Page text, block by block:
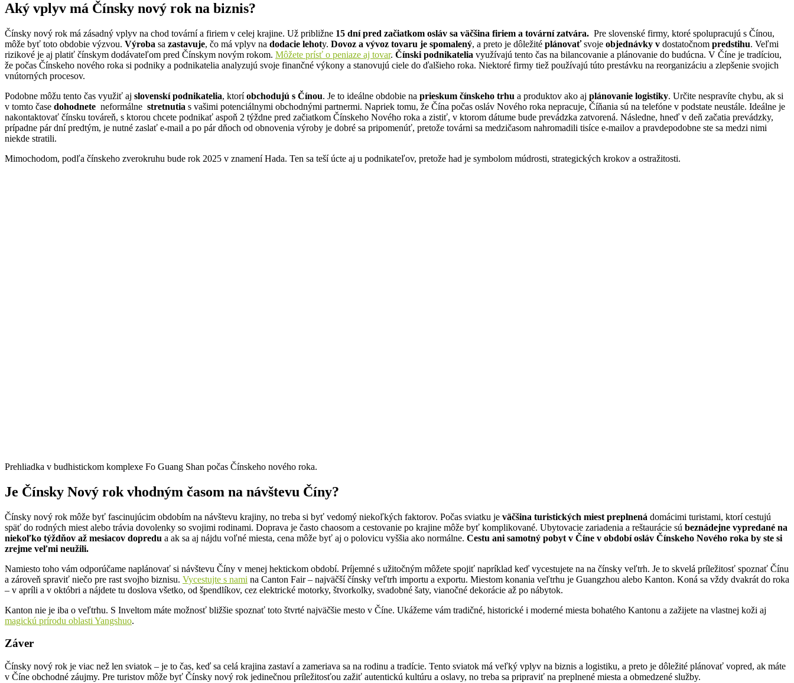
Aký vplyv má Čínsky nový rok na biznis?
Čínsky nový rok má zásadný vplyv na chod tovární a firiem v celej krajine. Už približne 15 dní pred začiatkom osláv sa väčšina firiem a tovární zatvára. Pre slovenské firmy, ktoré spolupracujú s Čínou,
môže byť toto obdobie výzvou. Výroba sa zastavuje, čo má vplyv na dodacie lehoty. Dovoz a vývoz tovaru je spomalený, a preto je dôležité plánovaťsvoje objednávky v dostatočnom predstihu. Veľmi
rizikové je aj platiť čínskym dodávateľom pred Čínskym novým rokom. Môžete prísť o peniaze aj tovar. Čínski podnikatelia využívajú tento čas na bilancovanie a plánovanie do budúcna. V Číne je tradíciou,
že počas Čínskeho nového roka si podniky a podnikatelia analyzujú svoje finančné výkony a stanovujú ciele do ďalšieho roka. Niektoré firmy tiež používajú túto prestávku na reorganizáciu a zlepšenie svojich
vnútorných procesov.
Podobne môžu tento čas využiť aj slovenskí podnikatelia, ktoríobchodujú s Čínou. Je to ideálne obdobie na prieskum čínskeho trhu a produktov ako aj plánovanie logistiky. Určite nespravíte chybu, ak si
v tomto čase dohodnete neformálne stretnutia s vašimi potenciálnymi obchodnými partnermi. Napriek tomu, že Čína počas osláv Nového roka nepracuje, Číňania sú na telefóne v podstate neustále. Ideálne je
nakontaktovať čínsku továreň, s ktorou chcete podnikať aspoň 2 týždne pred začiatkom Čínskeho Nového roka a zistiť, v ktorom dátume bude prevádzka zatvorená. Následne, hneď v deň začatia prevádzky,
prípadne pár dní predtým, je nutné zaslať e-mail a po pár dňoch od obnovenia výroby je dobré sa pripomenúť, pretože továrni sa medzičasom nahromadili tisíce e-mailov a pravdepodobne ste sa medzi nimi
niekde stratili.
Mimochodom, podľa čínskeho zverokruhu bude rok 2025 v znamení Hada. Ten sa teší úcte aj u podnikateľov, pretože had je symbolom múdrosti, strategických krokov a ostražitosti.
Prehliadka v budhistickom komplexe Fo Guang Shan počas Čínskeho nového roka.
Je Čínsky Nový rok vhodným časom na návštevu Číny?
Čínsky nový rok môže byť fascinujúcim obdobím na návštevu krajiny, no treba si byť vedomý niekoľkých faktorov. Počas sviatku je väčšina turistických miest preplnená domácimi turistami, ktorí cestujú
späť do rodných miest alebo trávia dovolenky so svojimi rodinami. Doprava je často chaosom a cestovanie po krajine môže byť komplikované. Ubytovacie zariadenia a reštaurácie sú beznádejne vypredané na
niekoľko týždňov až mesiacov dopredu a ak sa aj nájdu voľné miesta, cena môže byť aj o polovicu vyššia ako normálne. Cestu ani samotný pobyt v Číne v období osláv Čínskeho Nového roka by ste si
zrejme veľmi neužili.
Namiesto toho vám odporúčame naplánovať si návštevu Číny v menej hektickom období. Príjemné s užitočným môžete spojiť napríklad keď vycestujete na na čínsky veľtrh. Je to skvelá príležitosť spoznať Čínu
a zároveň spraviť niečo pre rast svojho biznisu. Vycestujte s nami na Canton Fair – najväčší čínsky veľtrh importu a exportu. Miestom konania veľtrhu je Guangzhou alebo Kanton. Koná sa vždy dvakrát do roka
– v apríli a v októbri a nájdete tu doslova všetko, od špendlíkov, cez elektrické motorky, štvorkolky, svadobné šaty, vianočné dekorácie až po nábytok.
Kanton nie je iba o veľtrhu. S Inveltom máte možnosť bližšie spoznať toto štvrté najväčšie mesto v Číne. Ukážeme vám tradičné, historické i moderné miesta bohatého Kantonu a zažijete na vlastnej koži aj
magickú prírodu oblasti Yangshuo.
Záver
Čínsky nový rok je viac než len sviatok – je to čas, keď sa celá krajina zastaví a zameriava sa na rodinu a tradície. Tento sviatok má veľký vplyv na biznis a logistiku, a preto je dôležité plánovať vopred, ak máte
v Číne obchodné záujmy. Pre turistov môže byť Čínsky nový rok jedinečnou príležitosťou zažiť autentickú kultúru a oslavy, no treba sa pripraviť na preplnené miesta a obmedzené služby.